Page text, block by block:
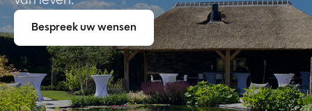
Bespreek uw wensen